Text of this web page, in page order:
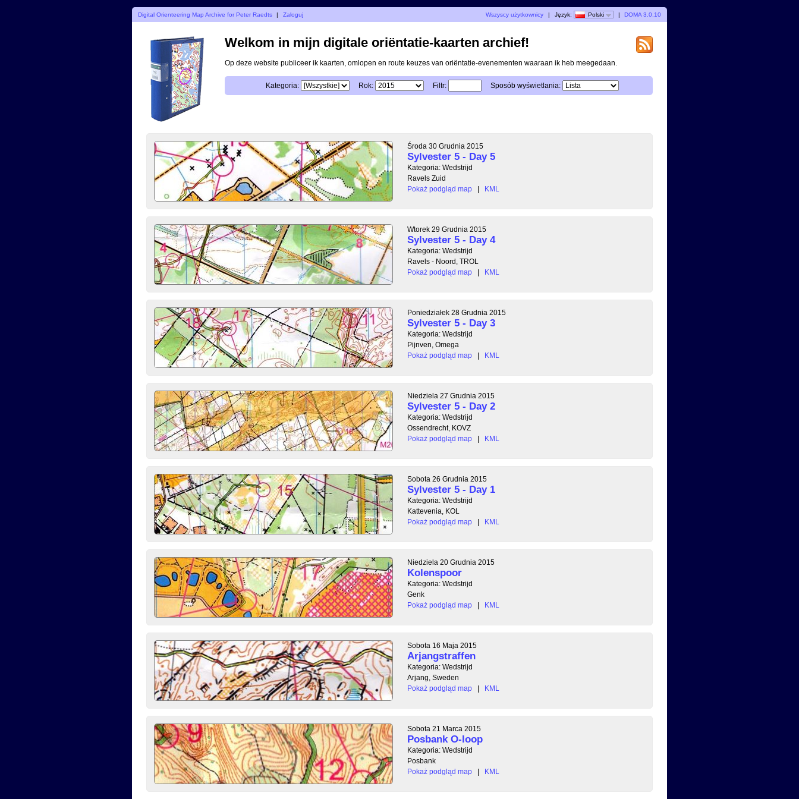
Digital Orienteering Map Archive for Peter Raedts | Zaloguj Wszyscy użytkownicy | Język: Polski | DOMA 3.0.10
Welkom in mijn digitale oriëntatie-kaarten archief!
Op deze website publiceer ik kaarten, omlopen en route keuzes van oriëntatie-evenementen waaraan ik heb meegedaan.
Kategoria: Rok: Filtr: Sposób wyświetlania:
Środa 30 Grudnia 2015
Sylvester 5 - Day 5
Kategoria: Wedstrijd
Ravels Zuid
Pokaż podgląd map
| KML
Wtorek 29 Grudnia 2015
Sylvester 5 - Day 4
Kategoria: Wedstrijd
Ravels - Noord, TROL
Pokaż podgląd map
| KML
Poniedziałek 28 Grudnia 2015
Sylvester 5 - Day 3
Kategoria: Wedstrijd
Pijnven, Omega
Pokaż podgląd map
| KML
Niedziela 27 Grudnia 2015
Sylvester 5 - Day 2
Kategoria: Wedstrijd
Ossendrecht, KOVZ
Pokaż podgląd map
| KML
Sobota 26 Grudnia 2015
Sylvester 5 - Day 1
Kategoria: Wedstrijd
Kattevenia, KOL
Pokaż podgląd map
| KML
Niedziela 20 Grudnia 2015
Kolenspoor
Kategoria: Wedstrijd
Genk
Pokaż podgląd map
| KML
Sobota 16 Maja 2015
Arjangstraffen
Kategoria: Wedstrijd
Arjang, Sweden
Pokaż podgląd map
| KML
Sobota 21 Marca 2015
Posbank O-loop
Kategoria: Wedstrijd
Posbank
Pokaż podgląd map
| KML